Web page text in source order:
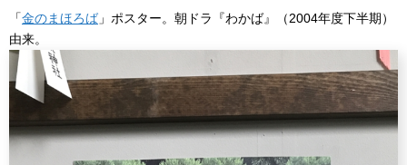
「金のまほろば 」ポスター。朝ドラ『わかば』（2004年度下半期）
由来。